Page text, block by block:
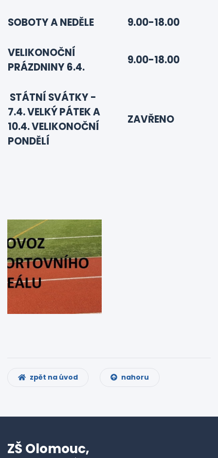
SOBOTY A NEDĚLE 9.00-18.00
VELIKONOČNÍ
PRÁZDNINY 6.4.
9.00-18.00
STÁTNÍ SVÁTKY -
7.4. VELKÝ PÁTEK A
10.4. VELIKONOČNÍ
PONDĚLÍ
ZAVŘENO
zpět na úvod nahoru
ZŠ Olomouc,